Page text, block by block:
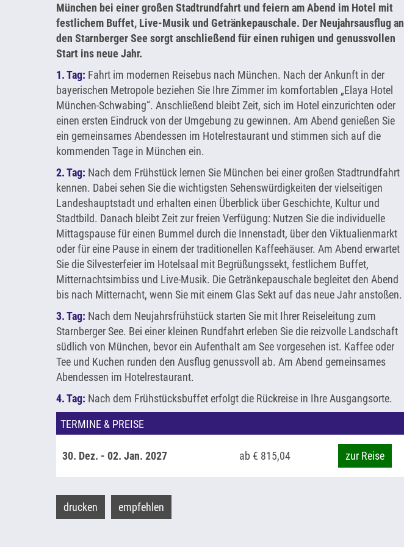
München bei einer großen Stadtrundfahrt und feiern am Abend im Hotel mit
festlichem Buffet, Live-Musik und Getränkepauschale. Der Neujahrsausflug an
den Starnberger See sorgt anschließend für einen ruhigen und genussvollen
Start ins neue Jahr.
1. Tag: Fahrt im modernen Reisebus nach München. Nach der Ankunft in der
bayerischen Metropole beziehen Sie Ihre Zimmer im komfortablen „Elaya Hotel
München-Schwabing“. Anschließend bleibt Zeit, sich im Hotel einzurichten oder
einen ersten Eindruck von der Umgebung zu gewinnen. Am Abend genießen Sie
ein gemeinsames Abendessen im Hotelrestaurant und stimmen sich auf die
kommenden Tage in München ein.
2. Tag: Nach dem Frühstück lernen Sie München bei einer großen Stadtrundfahrt
kennen. Dabei sehen Sie die wichtigsten Sehenswürdigkeiten der vielseitigen
Landeshauptstadt und erhalten einen Überblick über Geschichte, Kultur und
Stadtbild. Danach bleibt Zeit zur freien Verfügung: Nutzen Sie die individuelle
Mittagspause für einen Bummel durch die Innenstadt, über den Viktualienmarkt
oder für eine Pause in einem der traditionellen Kaffeehäuser. Am Abend erwartet
Sie die Silvesterfeier im Hotelsaal mit Begrüßungssekt, festlichem Buffet,
Mitternachtsimbiss und Live-Musik. Die Getränkepauschale begleitet den Abend
bis nach Mitternacht, wenn Sie mit einem Glas Sekt auf das neue Jahr anstoßen.
3. Tag: Nach dem Neujahrsfrühstück starten Sie mit Ihrer Reiseleitung zum
Starnberger See. Bei einer kleinen Rundfahrt erleben Sie die reizvolle Landschaft
südlich von München, bevor ein Aufenthalt am See vorgesehen ist. Kaffee oder
Tee und Kuchen runden den Ausflug genussvoll ab. Am Abend gemeinsames
Abendessen im Hotelrestaurant.
4. Tag: Nach dem Frühstücksbuffet erfolgt die Rückreise in Ihre Ausgangsorte.
TERMINE & PREISE
30. Dez. - 02. Jan. 2027 ab € 815,04 zur Reise
drucken empfehlen